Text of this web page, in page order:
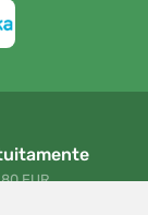
EUR